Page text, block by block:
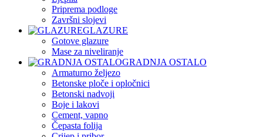
Priprema podloge
Završni slojevi
GLAZURE
Gotove glazure
Mase za niveliranje
GRADNJA OSTALO
Armaturno željezo
Betonske ploče i opločnici
Betonski nadvoji
Boje i lakovi
Cement, vapno
Čepasta folija